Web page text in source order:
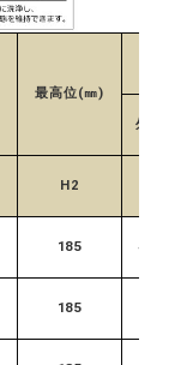
最高位(㎜)
外幅
H2
185 450
185